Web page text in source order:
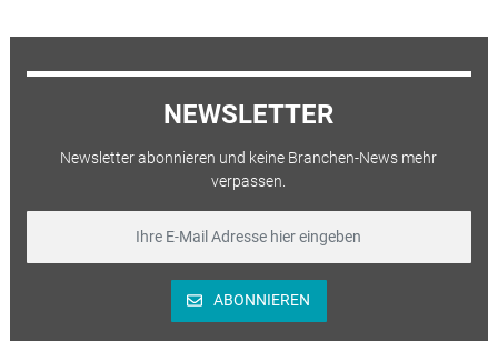
NEWSLETTER
Newsletter abonnieren und keine Branchen-News mehr
verpassen.
ABONNIEREN